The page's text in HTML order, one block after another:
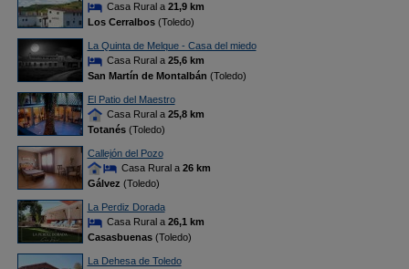
Casa Rural a 21,9 km
Los Cerralbos(Toledo)
La Quinta de Melque - Casa del miedo
Casa Rural a 25,6 km
San Martín de Montalbán (Toledo)
El Patio del Maestro
Casa Rural a 25,8 km
Totanés(Toledo)
Callejón del Pozo
Casa Rural a 26 km
Gálvez (Toledo)
La Perdiz Dorada
Casa Rural a 26,1 km
Casasbuenas(Toledo)
La Dehesa de Toledo